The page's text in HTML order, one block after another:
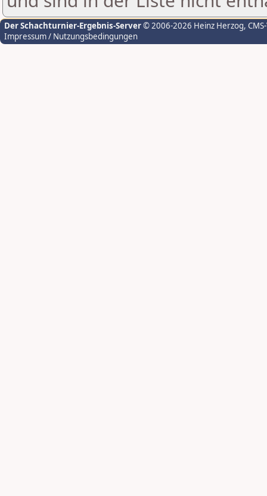
Der Schachturnier-Ergebnis-Server© 2006-2026 Heinz Herzog,
Impressum / Nutzungsbedingungen